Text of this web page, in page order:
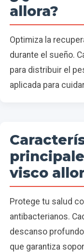
allora?
Optimiza la
durante el sueño.
para distribuir el
aplicada para
visco
Protege tu salud
antibacterianos.
descanso
que garantiza